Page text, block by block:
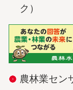
ク）
農林業セン